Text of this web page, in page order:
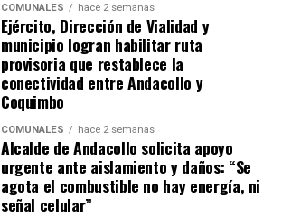
COMUNALES hace 2 semanas
Ejército, Dirección de Vialidad y
municipio logran habilitar ruta
provisoria que restablece la
conectividad entre Andacollo y
Coquimbo
COMUNALES hace 2 semanas
Alcalde de Andacollo solicita apoyo
urgente ante aislamiento y daños: “Se
agota el combustible no hay energía, ni
señal celular”